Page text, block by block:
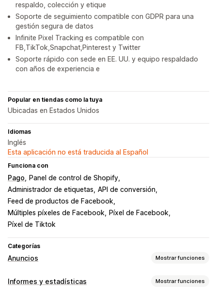
respaldo, colección y etique
Soporte de seguimiento compatible con GDPR para una
gestión segura de datos
Infinite Pixel Tracking es compatible con
FB,TikTok,Snapchat,Pinterest y Twitter
Soporte rápido con sede en EE. UU. y equipo respaldado
con años de experiencia e
Popular en tiendas como la tuya
Ubicadas en Estados Unidos
Idiomas
Inglés
Esta aplicación no está traducida al Español
Funciona con
Pago
Panel de control de Shopify
Administrador de etiquetas API de conversión
Feed de productos de Facebook
Múltiples píxeles de Facebook
Píxel de Facebook
Píxel de Tiktok
Categorías
Anuncios Mostrar funciones
Segmentación
Informes y estadísticas Mostrar funciones